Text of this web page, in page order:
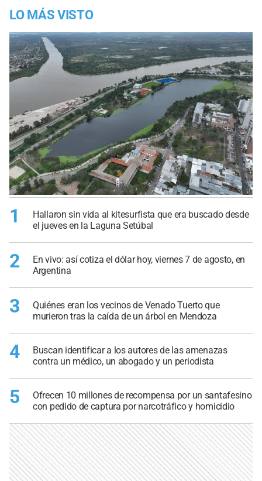
LO MÁS VISTO
1
Hallaron sin vida al kitesurfista que era buscado desde
el jueves en la Laguna Setúbal
2
En vivo: así cotiza el dólar hoy, viernes 7 de agosto, en
Argentina
3
Quiénes eran los vecinos de Venado Tuerto que
murieron tras la caída de un árbol en Mendoza
4
Buscan identificar a los autores de las amenazas
contra un médico, un abogado y un periodista
5
Ofrecen 10 millones de recompensa por un santafesino
con pedido de captura por narcotráfico y homicidio